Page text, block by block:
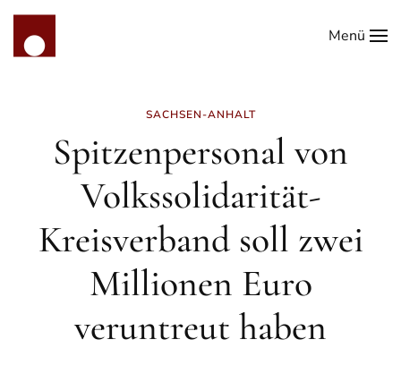
Zum Hauptinhalt springen
Menü
SACHSEN-ANHALT
Spitzenpersonal von
Volkssolidarität-
Kreisverband soll zwei
Millionen Euro
veruntreut haben